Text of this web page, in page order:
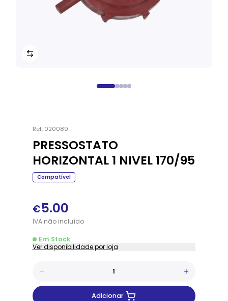
Ref. 020089
PRESSOSTATO
HORIZONTAL 1 NIVEL 170/95
Compatível
€5.00
IVAnãoincluído
Em Stock
Ver disponibilidade por loja
Adicionar